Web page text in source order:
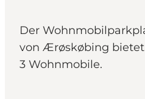
Der
von Ærøskøbing
3 Wohnmobile.